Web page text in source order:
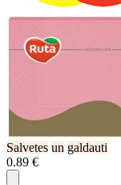
Salvetes un galdauti
0.89 €